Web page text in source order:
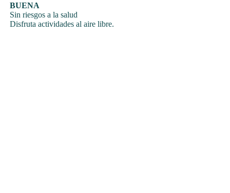
BUENA
Sin riesgos a la salud
Disfruta actividades al aire libre.